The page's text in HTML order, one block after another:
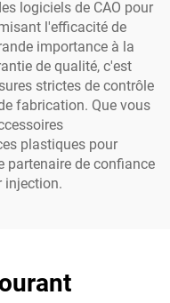
logiciels de CAO pour
l'efficacité de
importance à la
de qualité, c'est
strictes de contrôle
fabrication. Que vous
plastiques pour
partenaire de confiance
injection.